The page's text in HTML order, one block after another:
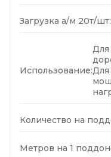
Загрузка а/м 20т/шт:
Использование:
Для
Для
Количество на
Метров на 1